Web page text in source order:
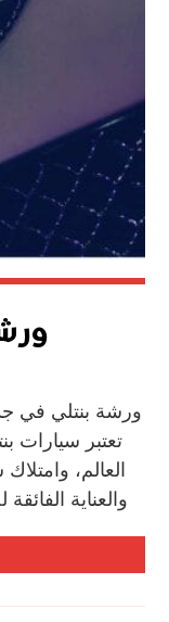
ورشة بنتلي في
تعتبر سيارات
العالم،
والعناية